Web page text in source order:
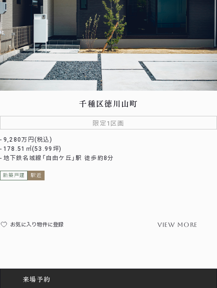
千種区徳川山町
限定1区画
9,280万円(税込)
178.51㎡(53.99坪)
地下鉄名城線「自由ケ丘」駅 徒歩約8分
新築戸建 駅近
お気に入り物件に登録 view more
来場予約